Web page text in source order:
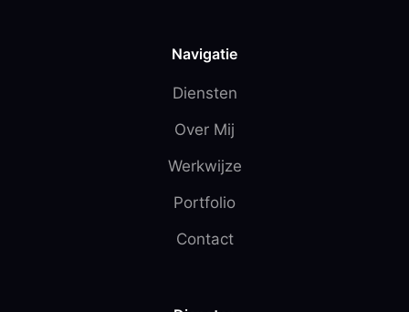
Navigatie
Diensten
Over Mij
Werkwijze
Portfolio
Contact